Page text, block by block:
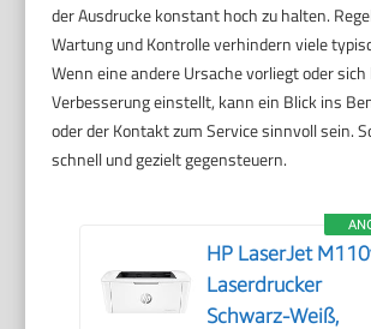
der Ausdrucke konstant hoch zu halten.
Wartung und Kontrolle verhindern viele
Wenn eine andere Ursache vorliegt oder
Verbesserung einstellt, kann ein Blick ins
oder der Kontakt zum Service sinnvoll sein.
schnell und gezielt gegensteuern.
HP LaserJet
Laserdrucker
Schwarz-Weiß,